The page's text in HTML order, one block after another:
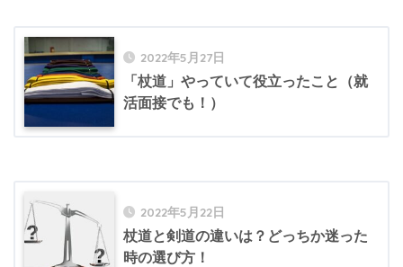
2022年5月27日
「杖道」やっていて役立ったこと（就
活面接でも！）
2022年5月22日
杖道と剣道の違いは？どっちか迷った
時の選び方！